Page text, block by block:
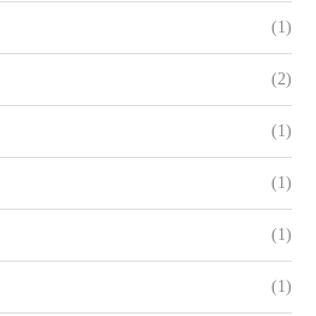
(1)
(2)
(1)
(1)
(1)
(1)